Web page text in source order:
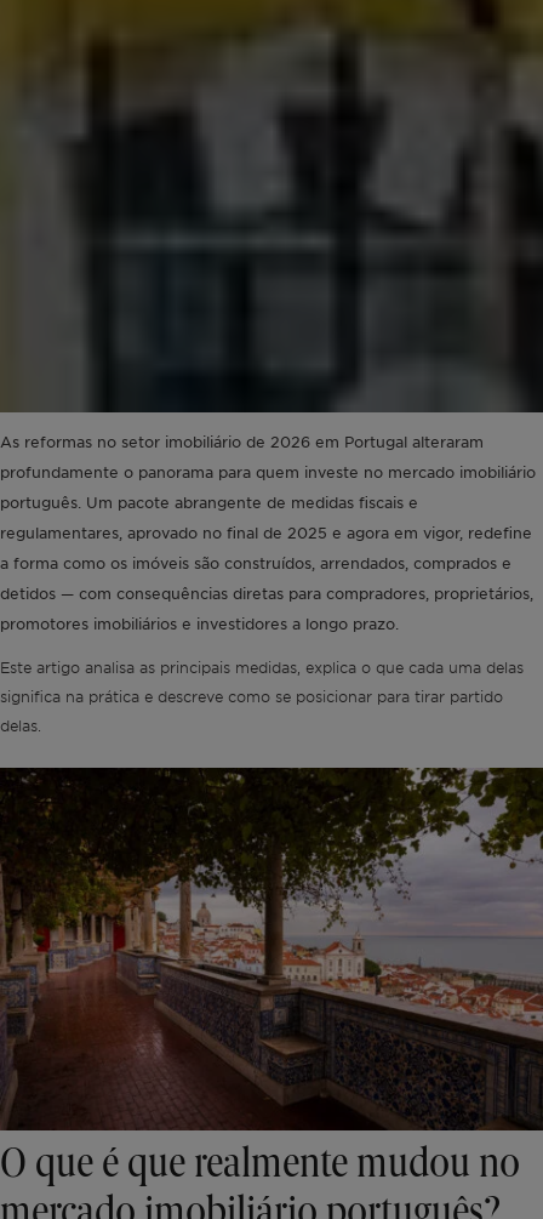
As reformas no setor imobiliário de 2026 em Portugal alteraram
profundamente o panorama para quem investe no mercado imobiliário
português. Um pacote abrangente de medidas fiscais e
regulamentares, aprovado no final de 2025 e agora em vigor, redefine
a forma como os imóveis são construídos, arrendados, comprados e
detidos — com consequências diretas para compradores, proprietários,
promotores imobiliários e investidores a longo prazo.
Este artigo analisa as principais medidas, explica o que cada uma delas
significa na prática e descreve como se posicionar para tirar partido
delas.
O que é que realmente mudou no